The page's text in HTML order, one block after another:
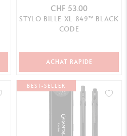
CHF 53.00
STYLO BILLE XL 849™ BLACK
CODE
ACHAT RAPIDE
BEST-SELLER